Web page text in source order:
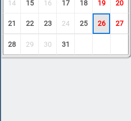
14 15 16 17 18 19 20
21 22 23 24 25 26 27
28 29 30 31